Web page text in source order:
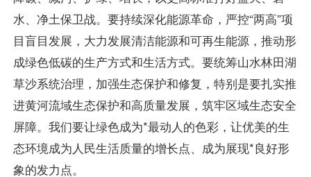
水、净土保卫战。要持续深化能源革命，严控“两高”项
目盲目发展，大力发展清洁能源和可再生能源，推动形
成绿色低碳的生产方式和生活方式。要统筹山水林田湖
草沙系统治理，加强生态保护和修复，特别是要扎实推
进黄河流域生态保护和高质量发展，筑牢区域生态安全
屏障。我们要让绿色成为*最动人的色彩，让优美的生
态环境成为人民生活质量的增长点、成为展现*良好形
象的发力点。